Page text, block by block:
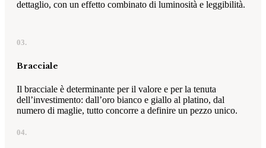
dettaglio, con un effetto combinato di luminosità e leggibilità.
03.
Bracciale
Il bracciale è determinante per il valore e per la tenuta
dell’investimento: dall’oro bianco e giallo al platino, dal
numero di maglie, tutto concorre a definire un pezzo unico.
04.